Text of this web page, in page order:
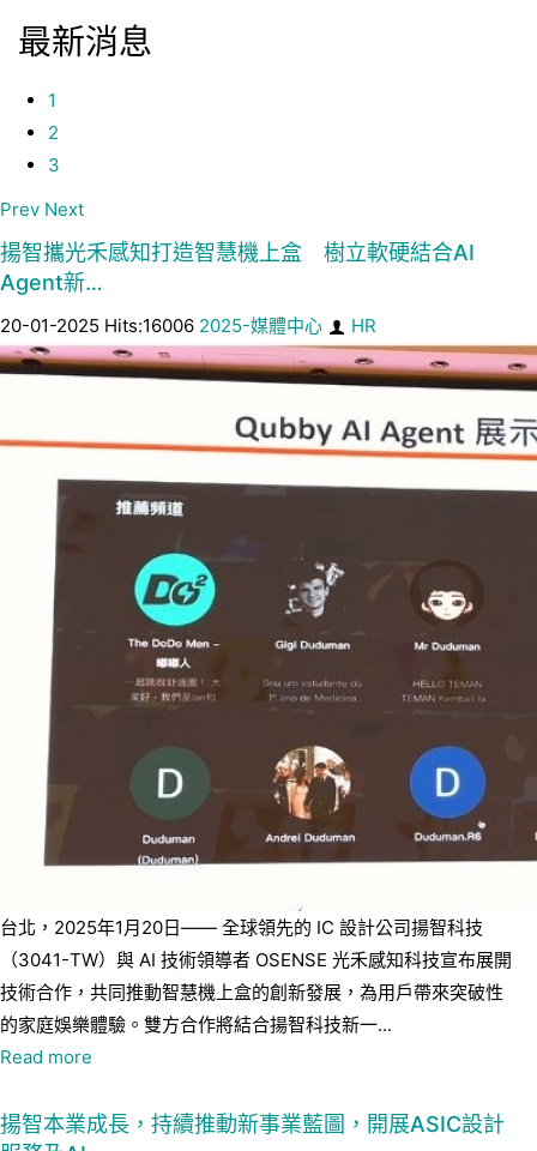
最新消息
1
2
3
Prev Next
揚智攜光禾感知打造智慧機上盒 樹立軟硬結合AI
Agent新…
20-01-2025 Hits:16006 2025-媒體中心 HR
台北，2025年1月20日—— 全球領先的 IC 設計公司揚智科技
（3041-TW）與 AI 技術領導者 OSENSE 光禾感知科技宣布展開
技術合作，共同推動智慧機上盒的創新發展，為用戶帶來突破性
的家庭娛樂體驗。雙方合作將結合揚智科技新一...
Read more
揚智本業成長，持續推動新事業藍圖，開展ASIC設計